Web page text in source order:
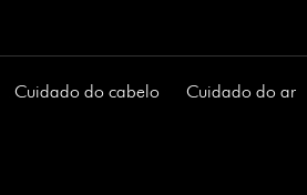
Cuidado do cabelo Cuidado do ar